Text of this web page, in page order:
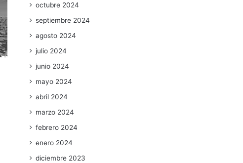
octubre 2024
septiembre 2024
agosto 2024
julio 2024
junio 2024
mayo 2024
abril 2024
marzo 2024
febrero 2024
enero 2024
diciembre 2023